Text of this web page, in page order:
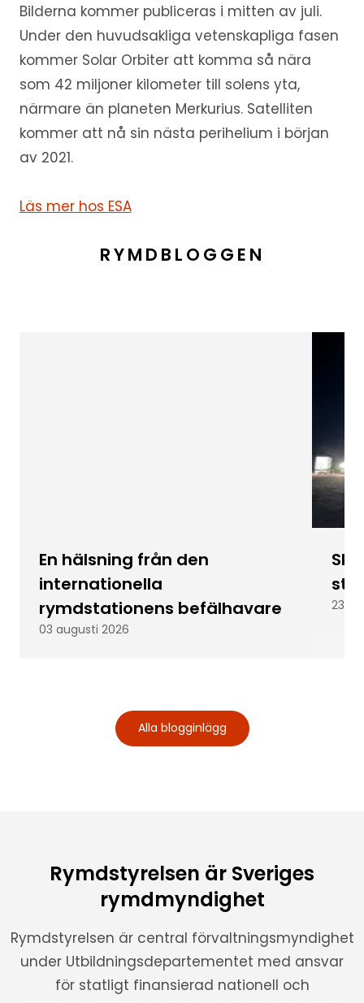
Bilderna kommer publiceras i mitten av juli.
Under den huvudsakliga vetenskapliga fasen
kommer Solar Orbiter att komma så nära
som 42 miljoner kilometer till solens yta,
närmare än planeten Merkurius. Satelliten
kommer att nå sin nästa perihelium i början
av 2021.
Läs mer hos ESA
RYMDBLOGGEN
En hälsning från den
internationella
rymdstationens befälhavare
03 augusti 2026
23
Alla blogginlägg
Rymdstyrelsen är Sveriges
rymdmyndighet
Rymdstyrelsen är central förvaltningsmyndighet
under Utbildningsdepartementet med ansvar
för statligt finansierad nationell och